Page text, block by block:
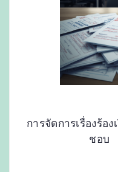
แน
การจัดการเรื่องร้อ
ชอบ